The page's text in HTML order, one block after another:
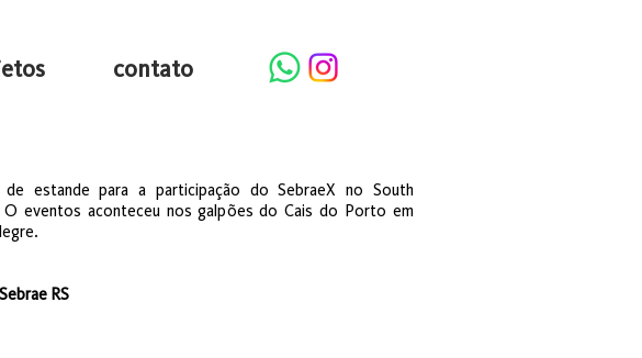
contato
estande para a participação do SebraeX no South
O eventos aconteceu nos galpões do Cais do Porto em
RS